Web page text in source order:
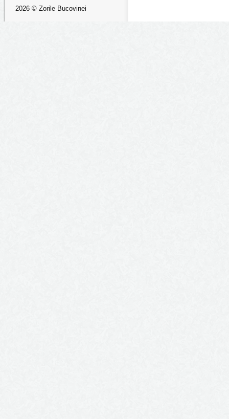
2026 © Zorile Bucovinei